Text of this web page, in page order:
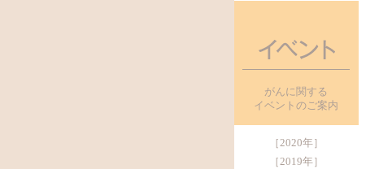
がんに関する
イベントのご案内
［2020年］
［2019年］